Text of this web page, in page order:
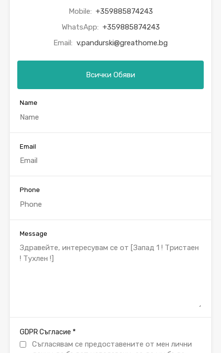
Mobile: +359885874243
WhatsApp: +359885874243
Email: v.pandurski@greathome.bg
Всички Обяви
Name
Email
Phone
Message
GDPR Съгласие *
Съгласявам се предоставените от мен лични